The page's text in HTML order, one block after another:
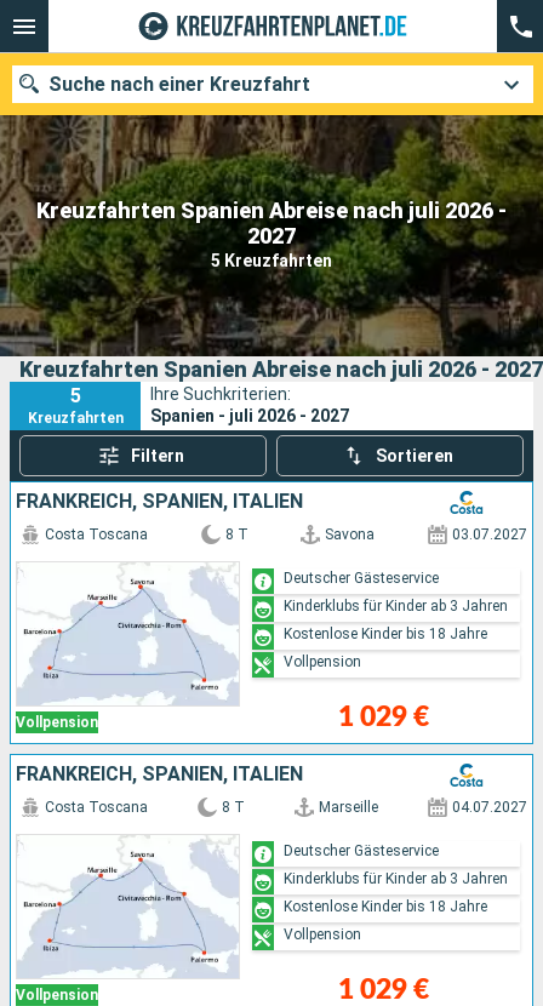
Kreuzfahrten Spanien Abreise nach juli 2026 -
2027
5 Kreuzfahrten
Suche nach einer Kreuzfahrt
Unsere Ziele
Abfahrtsmonat
Häfen Reedereien
Suchen
Kreuzfahrten Spanien Abreise nach juli 2026 - 2027
5
Kreuzfahrten
Ihre Suchkriterien:
Spanien - juli 2026 - 2027
Filtern Sortieren
FRANKREICH, SPANIEN, ITALIEN
Vollpension
Costa Toscana 8 T Savona 03.07.2027
1 029 €
Deutscher Gästeservice
Kinderklubs für Kinder ab 3 Jahren
Kostenlose Kinder bis 18 Jahre
Vollpension
FRANKREICH, SPANIEN, ITALIEN
Vollpension
Costa Toscana 8 T Marseille 04.07.2027
1 029 €
Deutscher Gästeservice
Kinderklubs für Kinder ab 3 Jahren
Kostenlose Kinder bis 18 Jahre
Vollpension